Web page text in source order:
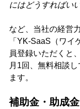
にはどうすればい
など、当社の経営
「YK-SaaS（ワイ
員登録いただくと、
月1回、無料相談
ます。
補助金・助成